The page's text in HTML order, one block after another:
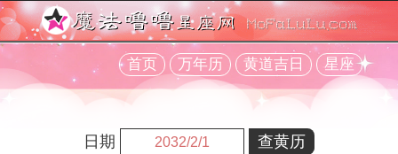
首页 万年历 黄道吉日 星座
日期